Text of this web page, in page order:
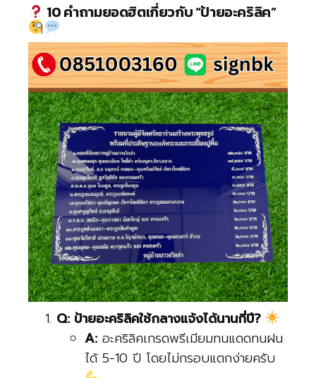
10 คำถามยอดฮิตเกี่ยวกับ “ป้ายอะคริลิค”
Q: ป้ายอะคริลิคใช้กลางแจ้งได้นานกี่ปี?
A: อะคริลิคเกรดพรีเมียมทนแดดทนฝน
ได้ 5-10 ปี โดยไม่กรอบแตกง่ายครับ